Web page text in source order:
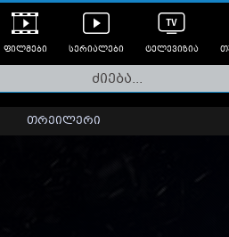
ფილმები სერიალები ტელევიზია
თრეილერი